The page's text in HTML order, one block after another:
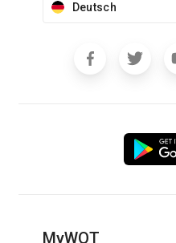
Deutsch
MyWOT